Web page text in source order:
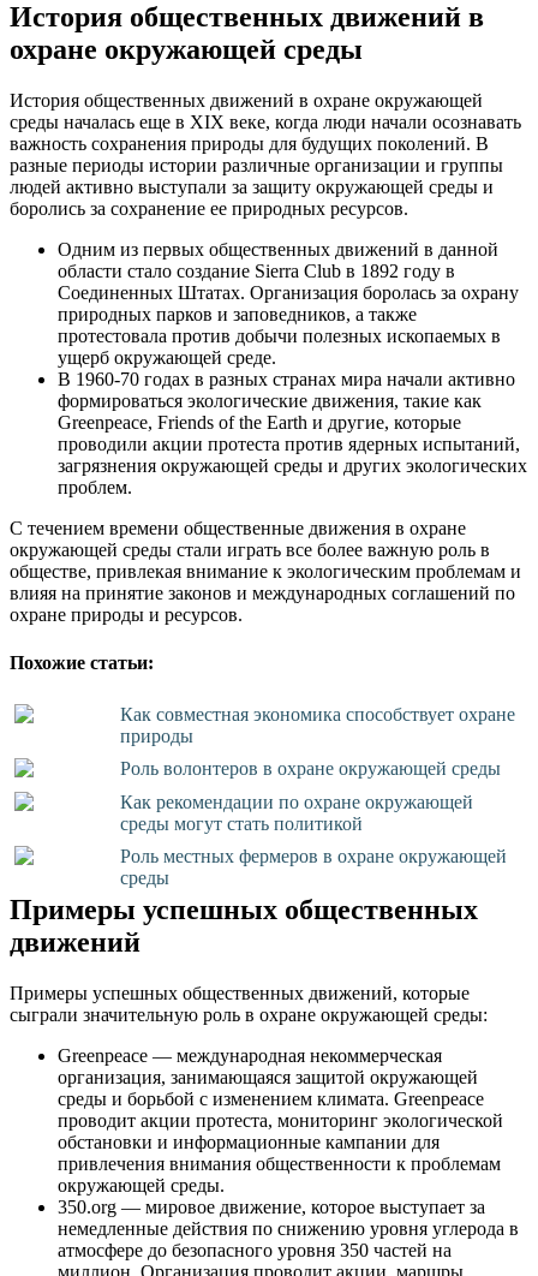
История общественных движений в
охране окружающей среды
История общественных движений в охране окружающей
среды началась еще в XIX веке, когда люди начали осознавать
важность сохранения природы для будущих поколений. В
разные периоды истории различные организации и группы
людей активно выступали за защиту окружающей среды и
боролись за сохранение ее природных ресурсов.
Одним из первых общественных движений в данной
области стало создание Sierra Club в 1892 году в
Соединенных Штатах. Организация боролась за охрану
природных парков и заповедников, а также
протестовала против добычи полезных ископаемых в
ущерб окружающей среде.
В 1960-70 годах в разных странах мира начали активно
формироваться экологические движения, такие как
Greenpeace, Friends of the Earth и другие, которые
проводили акции протеста против ядерных испытаний,
загрязнения окружающей среды и других экологических
проблем.
С течением времени общественные движения в охране
окружающей среды стали играть все более важную роль в
обществе, привлекая внимание к экологическим проблемам и
влияя на принятие законов и международных соглашений по
охране природы и ресурсов.
Похожие статьи:
Как совместная экономика способствует охране
природы
Роль волонтеров в охране окружающей среды
Как рекомендации по охране окружающей
среды могут стать политикой
Роль местных фермеров в охране окружающей
среды
Примеры успешных общественных
движений
Примеры успешных общественных движений, которые
сыграли значительную роль в охране окружающей среды:
Greenpeace — международная некоммерческая
организация, занимающаяся защитой окружающей
среды и борьбой с изменением климата. Greenpeace
проводит акции протеста, мониторинг экологической
обстановки и информационные кампании для
привлечения внимания общественности к проблемам
окружающей среды.
350.org — мировое движение, которое выступает за
немедленные действия по снижению уровня углерода в
атмосфере до безопасного уровня 350 частей на